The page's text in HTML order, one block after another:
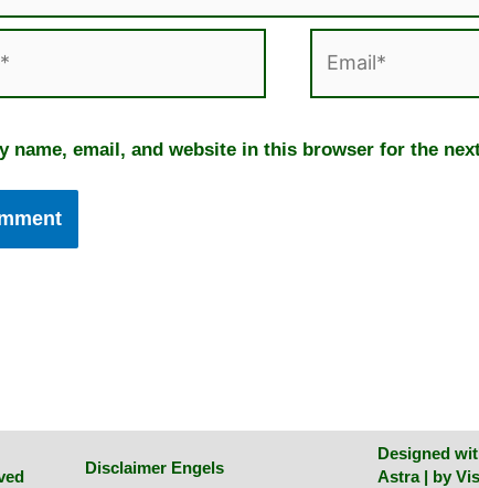
name, email, and website in this browser for the
Disclaimer Engels
Designed
Astra | by